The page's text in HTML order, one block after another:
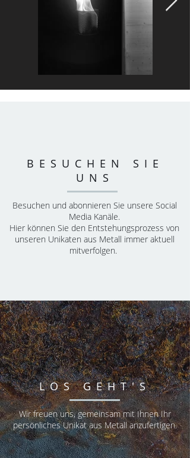
BESUCHEN SIE
UNS
Besuchen und abonnieren Sie unsere Social
Media Kanäle.
Hier können Sie den Entstehungsprozess von
unseren Unikaten aus Metall immer aktuell
mitverfolgen.
LOS GEHT'S
Wir freuen uns, gemeinsam mit Ihnen Ihr
persönliches Unikat aus Metall anzufertigen.